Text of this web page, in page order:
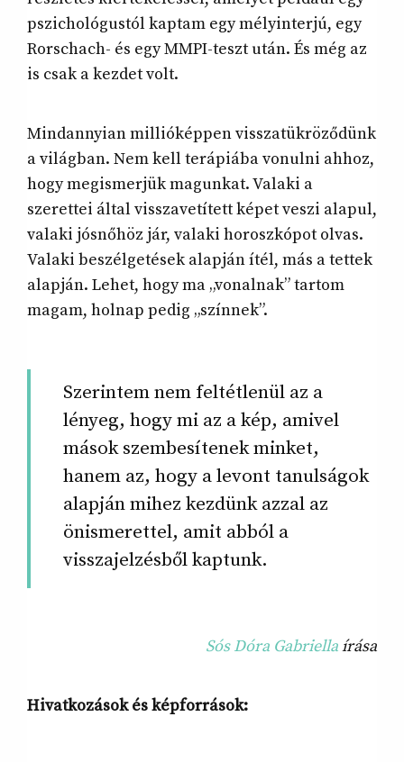
pszichológustól kaptam egy mélyinterjú, egy
Rorschach- és egy MMPI-teszt után. És még az
is csak a kezdet volt.
Mindannyian millióképpen visszatükröződünk
a világban. Nem kell terápiába vonulni ahhoz,
hogy megismerjük magunkat. Valaki a
szerettei által visszavetített képet veszi alapul,
valaki jósnőhöz jár, valaki horoszkópot olvas.
Valaki beszélgetések alapján ítél, más a tettek
alapján. Lehet, hogy ma „vonalnak” tartom
magam, holnap pedig „színnek”.
Szerintem nem feltétlenül az a
lényeg, hogy mi az a kép, amivel
mások szembesítenek minket,
hanem az, hogy a levont tanulságok
alapján mihez kezdünk azzal az
önismerettel, amit abból a
visszajelzésből kaptunk.
Sós Dóra Gabriellaírása
Hivatkozások és képforrások: